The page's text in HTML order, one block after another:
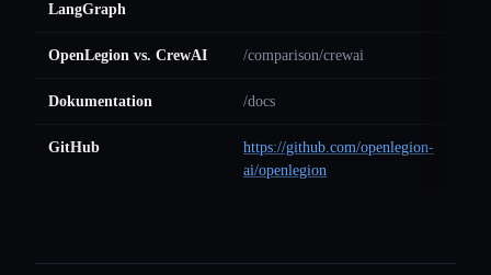
LangGraph
OpenLegion vs. CrewAI /comparison/crewai
Dokumentation /docs
GitHub
https://github.com/openlegion-
ai/openlegion